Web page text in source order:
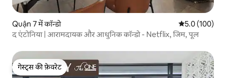
Quận 7 में कॉन्डो औसत रेटिंग 5 में
5.0 (100)
द एंटोनिया | आरामदायक और आधुनिक कॉन्डो - Netflix, जिम, पूल
गेस्ट्स की फ़ेवरेट
गेस्ट्स की फ़ेवरेट